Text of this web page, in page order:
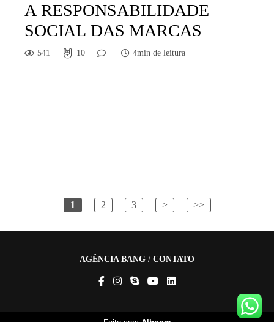
A RESPONSABILIDADE
SOCIAL DAS MARCAS
541 10 4min de leitura
1 2 3 > >>
AGÊNCIA BANG / CONTATO